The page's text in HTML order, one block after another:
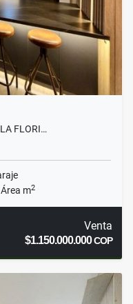
FLORI…
Área m2
Venta
$1.150.000.000COP